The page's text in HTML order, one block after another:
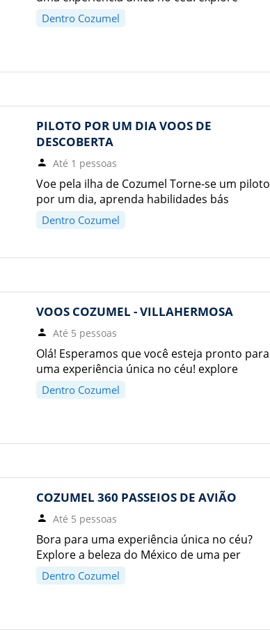
Dentro Cozumel
PILOTO POR UM DIA VOOS DE
DESCOBERTA
Até 1 pessoas
Voe pela ilha de Cozumel Torne-se um piloto
por um dia, aprenda habilidades bás
Dentro Cozumel
VOOS COZUMEL - VILLAHERMOSA
Até 5 pessoas
Olá! Esperamos que você esteja pronto para
uma experiência única no céu! explore
Dentro Cozumel
COZUMEL 360 PASSEIOS DE AVIÃO
Até 5 pessoas
Bora para uma experiência única no céu?
Explore a beleza do México de uma per
Dentro Cozumel